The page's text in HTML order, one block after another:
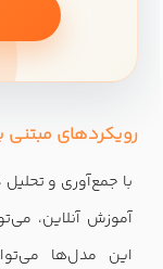
رویکردهای مبتنی
با جمع‌آوری و
آموزش آنلاین،
این مدل‌ها